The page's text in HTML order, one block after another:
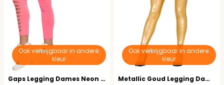
Ook verkrijgbaar in andere:
kleur
Gaps Legging Dames Neon Roze
Ook verkrijgbaar in andere:
kleur
Metallic Goud Legging Dames